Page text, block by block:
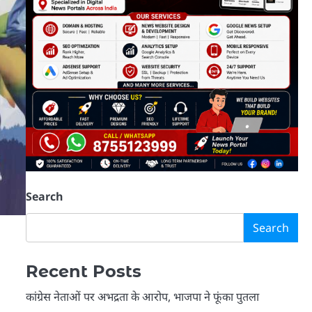
Search
Search
Recent Posts
कांग्रेस नेताओं पर अभद्रता के आरोप, भाजपा ने फूंका पुतला